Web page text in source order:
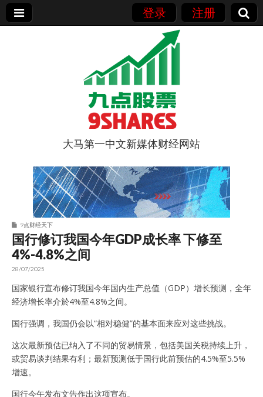
登录 注册
9点股票
大马第一中文新媒体财经网站
9点财经天下
国行修订我国今年GDP成长率 下修至
4%-4.8%之间
28/07/2025
国家银行宣布修订我国今年国内生产总值（GDP）增长预测，全年
经济增长率介於4%至4.8%之间。
国行强调，我国仍会以“相对稳健”的基本面来应对这些挑战。
这次最新预估已纳入了不同的贸易情景，包括美国关税持续上升，
或贸易谈判结果有利；最新预测低于国行此前预估的4.5%至5.5%
增速。
国行今午发布文告作出这项宣布。